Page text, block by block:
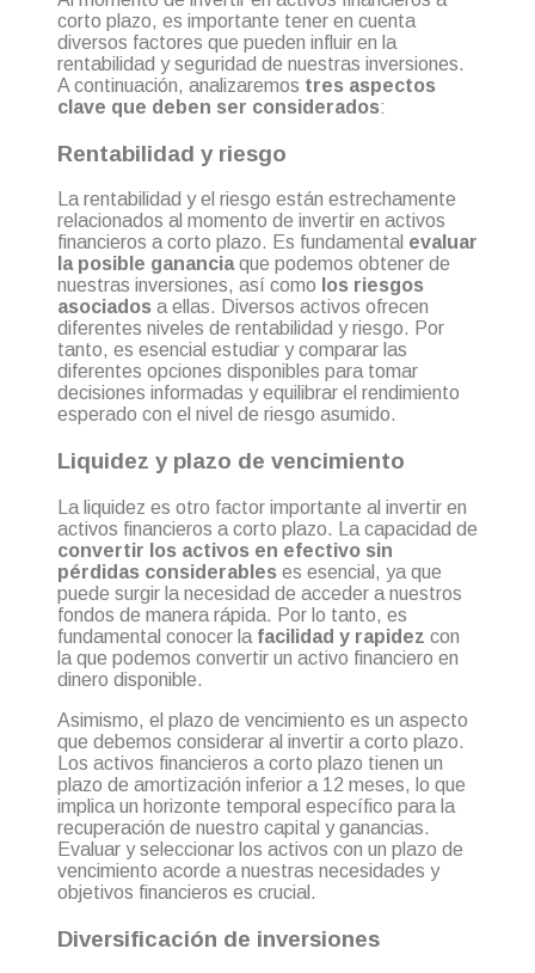
corto plazo, es importante tener en cuenta
diversos factores que pueden influir en la
rentabilidad y seguridad de nuestras inversiones.
A continuación, analizaremos tres aspectos
clave que deben ser considerados:
Rentabilidad y riesgo
La rentabilidad y el riesgo están estrechamente
relacionados al momento de invertir en activos
financieros a corto plazo. Es fundamental evaluar
la posible gananciaque podemos obtener de
nuestras inversiones, así como los riesgos
asociados a ellas. Diversos activos ofrecen
diferentes niveles de rentabilidad y riesgo. Por
tanto, es esencial estudiar y comparar las
diferentes opciones disponibles para tomar
decisiones informadas y equilibrar el rendimiento
esperado con el nivel de riesgo asumido.
Liquidez y plazo de vencimiento
La liquidez es otro factor importante al invertir en
activos financieros a corto plazo. La capacidad de
convertir los activos en efectivo sin
pérdidas considerables es esencial, ya que
puede surgir la necesidad de acceder a nuestros
fondos de manera rápida. Por lo tanto, es
fundamental conocer la facilidad y rapidez con
la que podemos convertir un activo financiero en
dinero disponible.
Asimismo, el plazo de vencimiento es un aspecto
que debemos considerar al invertir a corto plazo.
Los activos financieros a corto plazo tienen un
plazo de amortización inferior a 12 meses, lo que
implica un horizonte temporal específico para la
recuperación de nuestro capital y ganancias.
Evaluar y seleccionar los activos con un plazo de
vencimiento acorde a nuestras necesidades y
objetivos financieros es crucial.
Diversificación de inversiones